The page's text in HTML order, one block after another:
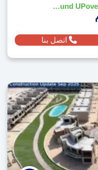
كمبوند ابوف كوميونيتي زايد - Compound UPove New
اتصل بنا